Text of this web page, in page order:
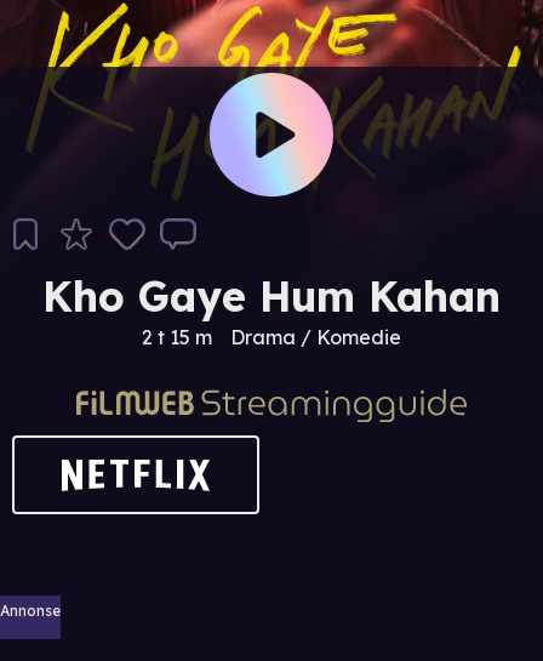
Kho Gaye Hum Kahan
2 t 15 m Drama / Komedie
Annonse